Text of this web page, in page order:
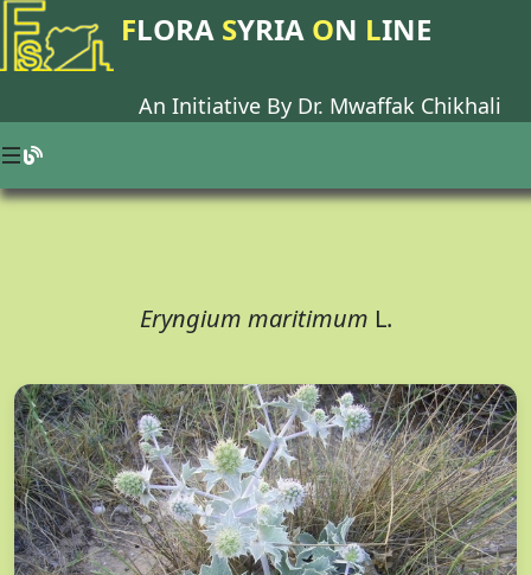
FLORA SYRIA ON LINE
An Initiative By Dr. Mwaffak Chikhali
Eryngium maritimum L.